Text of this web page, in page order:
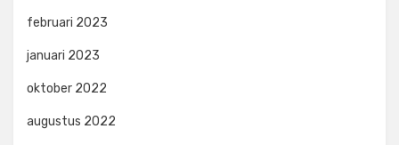
februari 2023
januari 2023
oktober 2022
augustus 2022